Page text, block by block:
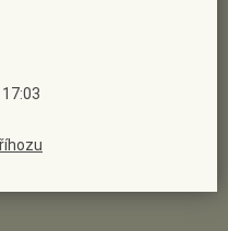
- Salon pražských
centrum Chagall